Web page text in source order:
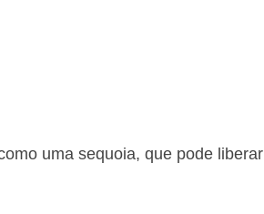
uma sequoia, que pode liberar